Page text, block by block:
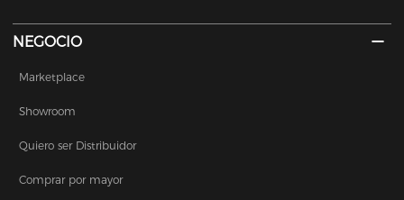
NEGOCIO
Marketplace
Showroom
Quiero ser Distribuidor
Comprar por mayor